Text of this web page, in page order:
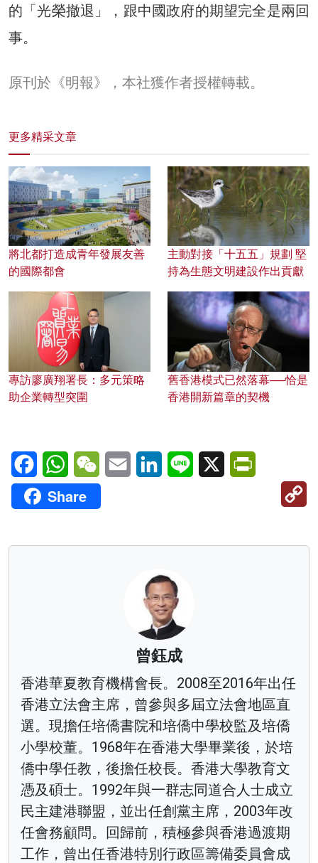
的「光榮撤退」，跟中國政府的期望完全是兩回
事。
原刊於《明報》，本社獲作者授權轉載。
更多精采文章
將北都打造成青年發展友善
的國際都會
主動對接「十五五」規劃 堅
持為生態文明建設作出貢獻
專訪廖廣翔署長：多元策略
助企業轉型突圍
舊香港模式已然落幕──恰是
香港開新篇章的契機
FacebookWhatsAppWeChatEmail LinkedInLine X
Share
曾鈺成
香港華夏教育機構會長。2008至2016年出任
香港立法會主席，曾參與多屆立法會地區直
選。現擔任培僑書院和培僑中學校監及培僑
小學校董。1968年在香港大學畢業後，於培
僑中學任教，後擔任校長。香港大學教育文
憑及碩士。1992年與一群志同道合人士成立
民主建港聯盟，並出任創黨主席，2003年改
任會務顧問。回歸前，積極參與香港過渡期
工作，曾出任香港特別行政區籌備委員會成